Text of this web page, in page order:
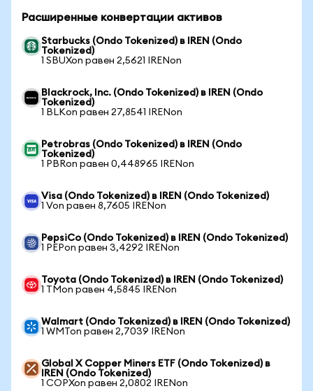
Расширенные конвертации активов
Starbucks (Ondo Tokenized) в IREN (Ondo
Tokenized)
1 SBUXon равен 2,5621 IRENon
Blackrock, Inc. (Ondo Tokenized) в IREN (Ondo
Tokenized)
1 BLKon равен 27,8541 IRENon
Petrobras (Ondo Tokenized) в IREN (Ondo
Tokenized)
1 PBRon равен 0,448965 IRENon
Visa (Ondo Tokenized) в IREN (Ondo Tokenized)
1 Von равен 8,7605 IRENon
PepsiCo (Ondo Tokenized) в IREN (Ondo Tokenized)
1 PEPon равен 3,4292 IRENon
Toyota (Ondo Tokenized) в IREN (Ondo Tokenized)
1 TMon равен 4,5845 IRENon
Walmart (Ondo Tokenized) в IREN (Ondo Tokenized)
1 WMTon равен 2,7039 IRENon
Global X Copper Miners ETF (Ondo Tokenized) в
IREN (Ondo Tokenized)
1 COPXon равен 2,0802 IRENon